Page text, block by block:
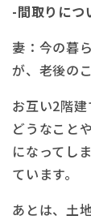
-間取りにつ
妻：今の暮
が、老後の
お互い2階
どうなこと
になってし
ています。
あとは、土